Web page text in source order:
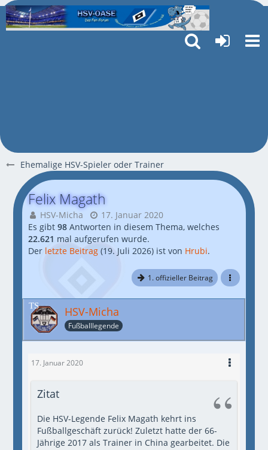
Ehemalige HSV-Spieler oder Trainer
Felix Magath
HSV-Micha
17. Januar 2020
Es gibt98 Antworten in diesem Thema, welches
22.621 mal aufgerufen wurde.
Der letzte Beitrag (19. Juli 2026) ist von Hrubi.
1. offizieller Beitrag
HSV-Micha
Fußballlegende
17. Januar 2020
Zitat
Die HSV-Legende Felix Magath kehrt ins
Fußballgeschäft zurück! Zuletzt hatte der 66-
Jährige 2017 als Trainer in China gearbeitet. Die